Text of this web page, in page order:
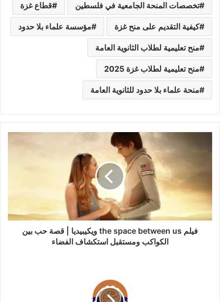
تخصصات المنحة الجامعية في فلسطين قطاع غزة
كيفية التقديم على منح غزة مؤسسة علماء بلا حدود
منح تعليمية لطلاب الثانوية العامة
منح تعليمية لطلاب غزة 2025
منحة علماء بلا حدود للثانوية العامة
فيلم the space between us ويكيبيديا | قصة حب بين
الكواكب ومستقبل استكشاف الفضاء